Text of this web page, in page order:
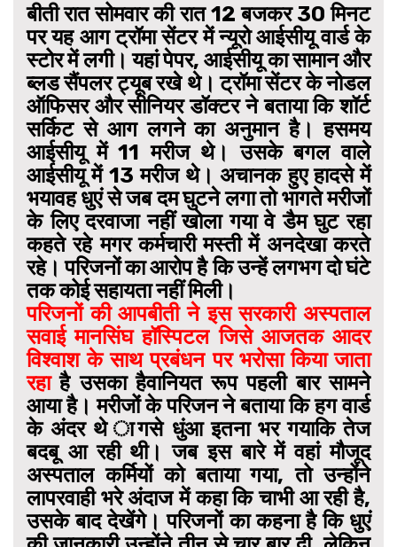
बीती रात सोमवार की रात 12 बजकर 30 मिनट
पर यह आग ट्रॉमा सेंटर में न्यूरो आईसीयू वार्ड के
स्टोर में लगी। यहां पेपर, आईसीयू का सामान और
ब्लड सैंपलर ट्यूब रखे थे। ट्रॉमा सेंटर के नोडल
ऑफिसर और सीनियर डॉक्टर ने बताया कि शॉर्ट
सर्किट से आग लगने का अनुमान है। हसमय
आईसीयू में 11 मरीज थे। उसके बगल वाले
आईसीयू में 13 मरीज थे। अचानक हुए हादसे में
भयावह धुएं से जब दम घुटने लगा तो भागते मरीजों
के लिए दरवाजा नहीं खोला गया वे डैम घुट रहा
कहते रहे मगर कर्मचारी मस्ती में अनदेखा करते
रहे। परिजनों का आरोप है कि उन्हें लगभग दो घंटे
तक कोई सहायता नहीं मिली।
परिजनों की आपबीती ने इस सरकारी अस्पताल
सवाई मानसिंघ हॉस्पिटल जिसे आजतक आदर
विश्वाश के साथ प्रबंधन पर भरोसा किया जाता
रहाहै उसका हैवानियत रूप पहली बार सामने
आया है। मरीजों के परिजन ने बताया कि हग वार्ड
के अंदर थे ागसे धुंआ इतना भर गयाकि तेज
बदबू आ रही थी। जब इस बारे में वहां मौजूद
अस्पताल कर्मियों को बताया गया, तो उन्होंने
लापरवाही भरे अंदाज में कहा कि चाभी आ रही है,
उसके बाद देखेंगे। परिजनों का कहना है कि धुएं